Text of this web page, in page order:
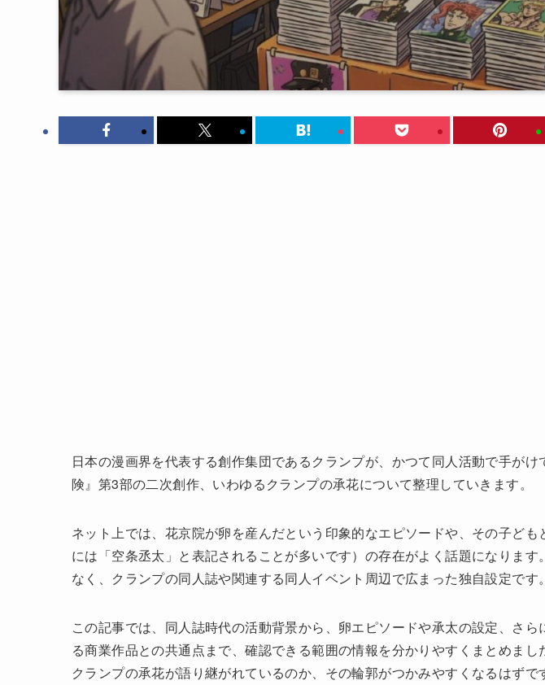
日本の漫画界を代表する創作集団であるクランプが、かつて同人活動で手がけ
険』第3部の二次創作、いわゆるクランプの承花について整理していきます。
ネット上では、花京院が卵を産んだという印象的なエピソードや、その子ど
には「空条丞太」と表記されることが多いです）の存在がよく話題になりま
なく、クランプの同人誌や関連する同人イベント周辺で広まった独自設定です。
この記事では、同人誌時代の活動背景から、卵エピソードや承太の設定、さ
る商業作品との共通点まで、確認できる範囲の情報を分かりやすくまとめま
クランプの承花が語り継がれているのか、その輪郭がつかみやすくなるはずで